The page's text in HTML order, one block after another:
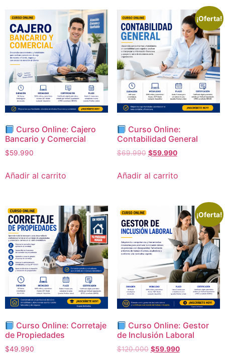
Curso Online: Cajero
Bancario y Comercial
$59.990
Añadir al carrito
¡Oferta!
Curso Online:
Contabilidad General
$69.990 $59.990
Añadir al carrito
Curso Online: Corretaje
de Propiedades
$49.990
¡Oferta!
Curso Online: Gestor
de Inclusión Laboral
$120.000 $59.990